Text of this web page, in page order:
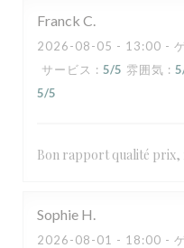
Franck C
2026-08-05 - 13:00 -
サービス : 5/5 雰囲気 : 5
5/5
Bon rapport qualité prix,
Sophie H
2026-08-01 - 18:00 -